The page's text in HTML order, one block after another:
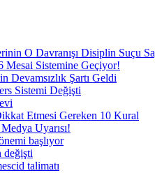
O Davranışı Disiplin Suçu
Mesai Sistemine Geçiyor!
Devamsızlık Şartı Geldi
Sistemi Değişti
Etmesi Gereken 10 Kural
Uyarısı!
başlıyor
değişti
talimatı